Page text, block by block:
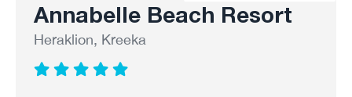
Annabelle Beach Resort
Heraklion, Kreeka